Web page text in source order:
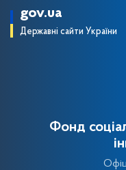
gov.ua
Державні сайти України
Фонд